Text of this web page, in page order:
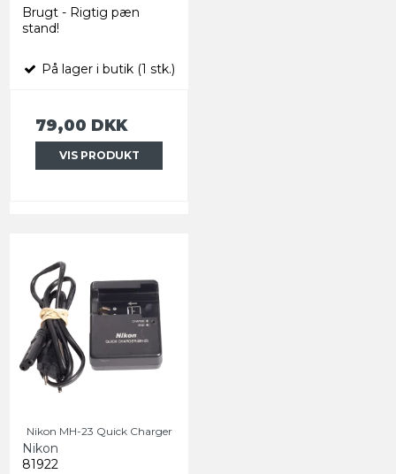
Brugt - Rigtig pæn
stand!
På lager i butik (1 stk.)
79,00 DKK
VIS PRODUKT
Nikon MH-23 Quick Charger
Nikon
81922